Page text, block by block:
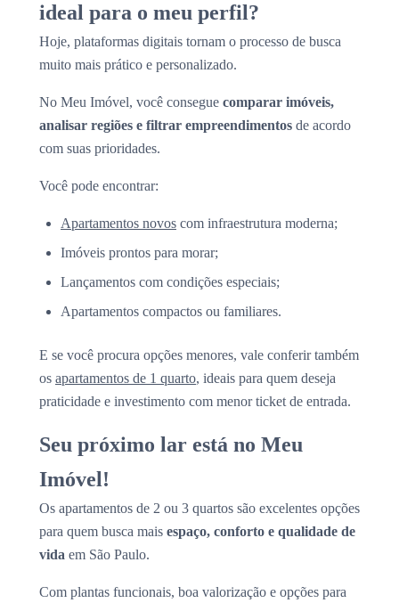
ideal para o meu perfil?
Hoje, plataformas digitais tornam o processo de busca
muito mais prático e personalizado.
No Meu Imóvel, você consegue comparar imóveis,
analisar regiões e filtrar empreendimentos de acordo
com suas prioridades.
Você pode encontrar:
Apartamentos novos com infraestrutura moderna;
Imóveis prontos para morar;
Lançamentos com condições especiais;
Apartamentos compactos ou familiares.
E se você procura opções menores, vale conferir também
os apartamentos de 1 quarto, ideais para quem deseja
praticidade e investimento com menor ticket de entrada.
Seu próximo lar está no Meu
Imóvel!
Os apartamentos de 2 ou 3 quartos são excelentes opções
para quem busca mais espaço, conforto e qualidade de
vida em São Paulo.
Com plantas funcionais, boa valorização e opções para